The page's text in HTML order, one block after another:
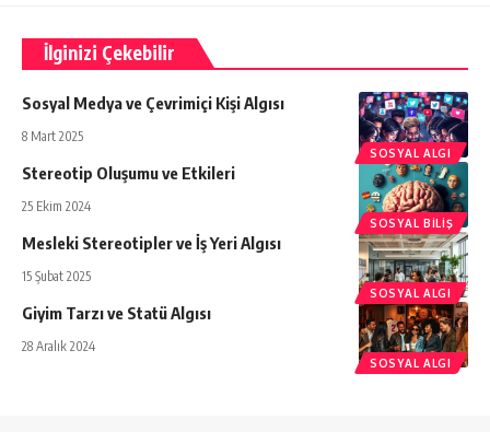
İlginizi Çekebilir
SOSYAL ALGI
Sosyal Medya ve Çevrimiçi Kişi Algısı
8 Mart 2025
SOSYAL BILIŞ
Stereotip Oluşumu ve Etkileri
25 Ekim 2024
SOSYAL ALGI
Mesleki Stereotipler ve İş Yeri Algısı
15 Şubat 2025
SOSYAL ALGI
Giyim Tarzı ve Statü Algısı
28 Aralık 2024